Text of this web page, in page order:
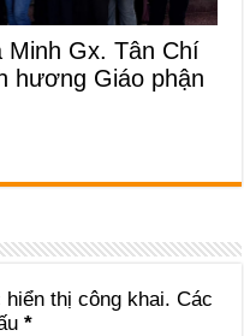
Minh Gx. Tân Chí
hương Giáo phận
thị công khai. Các
*